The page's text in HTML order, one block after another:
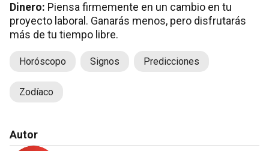
Dinero: Piensa firmemente en un cambio en tu
proyecto laboral. Ganarás menos, pero disfrutarás
más de tu tiempo libre.
Horóscopo Signos Predicciones
Zodíaco
Autor